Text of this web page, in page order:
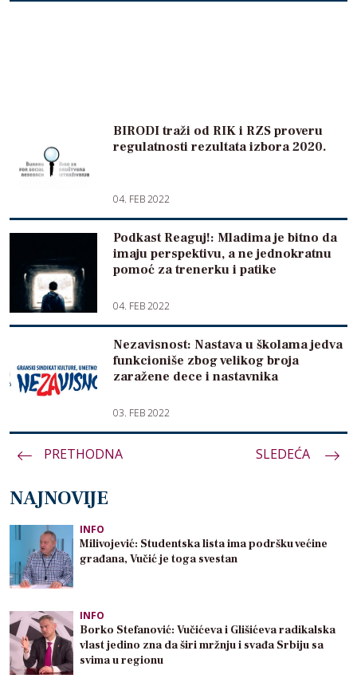
BIRODI traži od RIK i RZS proveru
regulatnosti rezultata izbora 2020.
04. FEB 2022
Podkast Reaguj!: Mladima je bitno da
imaju perspektivu, a ne jednokratnu
pomoć za trenerku i patike
04. FEB 2022
Nezavisnost: Nastava u školama jedva
funkcioniše zbog velikog broja
zaražene dece i nastavnika
03. FEB 2022
Paginacija
PRETHODNA SLEDEĆA
NAJNOVIJE
INFO
Milivojević: Studentska lista ima podršku većine
građana, Vučić je toga svestan
INFO
Borko Stefanović: Vučićeva i Glišićeva radikalska
vlast jedino zna da širi mržnju i svađa Srbiju sa
svima u regionu